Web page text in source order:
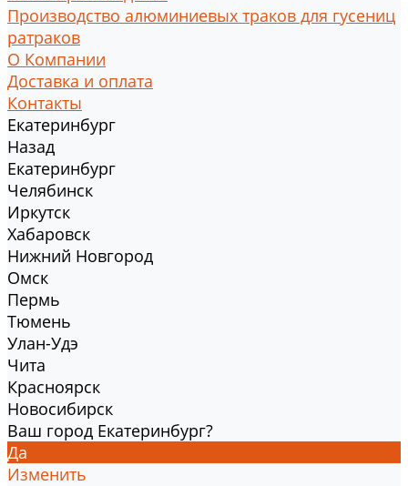
Производство алюминиевых траков для гусениц
ратраков
О Компании
Доставка и оплата
Контакты
Екатеринбург
Назад
Екатеринбург
Челябинск
Иркутск
Хабаровск
Нижний Новгород
Омск
Пермь
Тюмень
Улан-Удэ
Чита
Красноярск
Новосибирск
Ваш город Екатеринбург?
Да
Изменить